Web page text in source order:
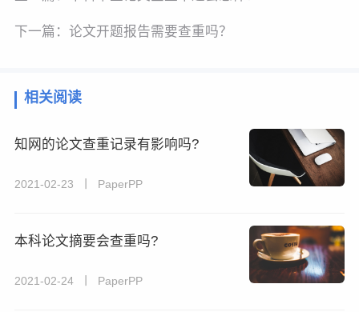
下一篇： 论文开题报告需要查重吗？
相关阅读
知网的论文查重记录有影响吗?
2021-02-23 丨 PaperPP
本科论文摘要会查重吗?
2021-02-24 丨 PaperPP